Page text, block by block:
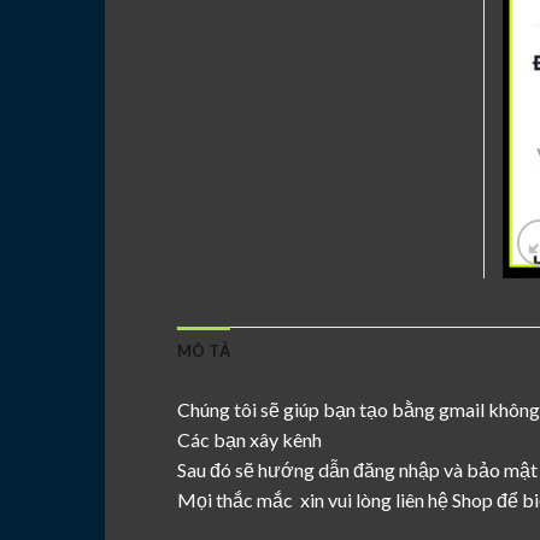
MÔ TẢ
Chúng tôi sẽ giúp bạn tạo bằng gmail
Các bạn xây kênh
Sau đó sẽ hướng dẫn đăng nhập và bảo
Mọi thắc mắc xin vui lòng liên hệ Shop để